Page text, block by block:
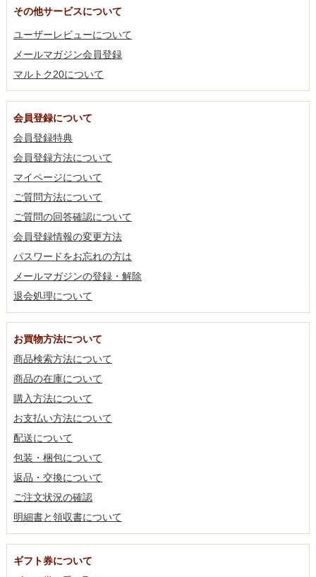
その他サービスについて
ユーザーレビューについて
メールマガジン会員登録
マルトク20について
会員登録について
会員登録特典
会員登録方法について
マイページについて
ご質問方法について
ご質問の回答確認について
会員登録情報の変更方法
パスワードをお忘れの方は
メールマガジンの登録・解除
退会処理について
お買物方法について
商品検索方法について
商品の在庫について
購入方法について
お支払い方法について
配送について
包装・梱包について
返品・交換について
ご注文状況の確認
明細書と領収書について
ギフト券について